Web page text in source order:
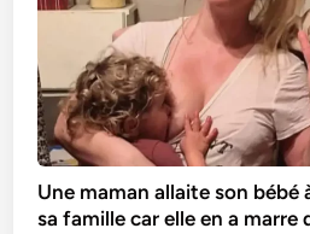
Une maman allaite son
sa famille car elle en a marre